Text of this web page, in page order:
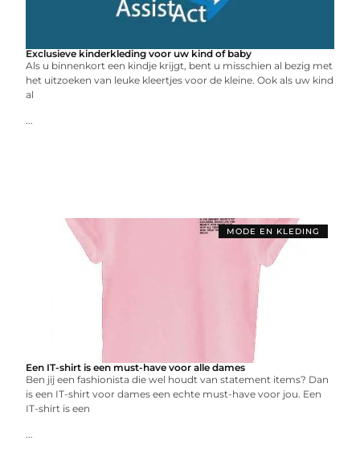
Exclusieve kinderkleding voor uw kind of baby
Als u binnenkort een kindje krijgt, bent u misschien al bezig met
het uitzoeken van leuke kleertjes voor de kleine. Ook als uw kind
al
...
MODE EN KLEDING
Een IT-shirt is een must-have voor alle dames
Ben jij een fashionista die wel houdt van statement items? Dan
is een IT-shirt voor dames een echte must-have voor jou. Een
IT-shirt is een
...